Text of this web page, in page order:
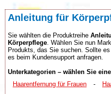
Anleitung für
Sie wählten die Produktreihe
Körperpflege . Wählen Sie nun
Produkts, das Sie suchen. Sollte
es beim Kundensupport anfragen.
Unterkategorien – wählen Sie
Haarentfernung für Frauen
-